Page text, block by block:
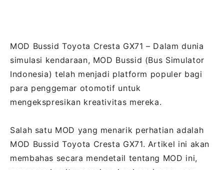
MOD Bussid Toyota Cresta GX71 – Dalam dunia
simulasi kendaraan, MOD Bussid (Bus Simulator
Indonesia) telah menjadi platform populer bagi
para penggemar otomotif untuk
mengekspresikan kreativitas mereka.
Salah satu MOD yang menarik perhatian adalah
MOD Bussid Toyota Cresta GX71. Artikel ini akan
membahas secara mendetail tentang MOD ini,